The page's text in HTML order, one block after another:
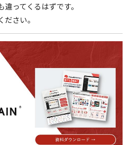
ってくるはずです。
さい。